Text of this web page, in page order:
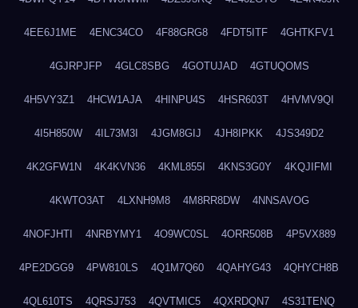
4EE6J1ME 4ENC34CO 4F88GRG8 4FDT5ITF 4GHTKFV1
4GJRPJFP 4GLC8SBG 4GOTUJAD 4GTUQOMS
4H5VY3Z1 4HCW1AJA 4HINPU4S 4HSR603T 4HVMV9QI
4I5H850W 4IL73M3I 4JGM8GIJ 4JH8IPKK 4JS349D2
4K2GFW1N 4K4KVN36 4KML855I 4KNS3G0Y 4KQJIFMI
4KWTO3AT 4LXNH9M8 4M8RR8DW 4NNSAVOG
4NOFJHTI 4NRBYMY1 4O9WC0SL 4ORR508B 4P5VX889
4PE2DGG9 4PW810LS 4Q1M7Q60 4QAHYG43 4QHYCH8B
4QL610TS 4QRSJ753 4QVTMIC5 4QXRDQN7 4S31TENQ